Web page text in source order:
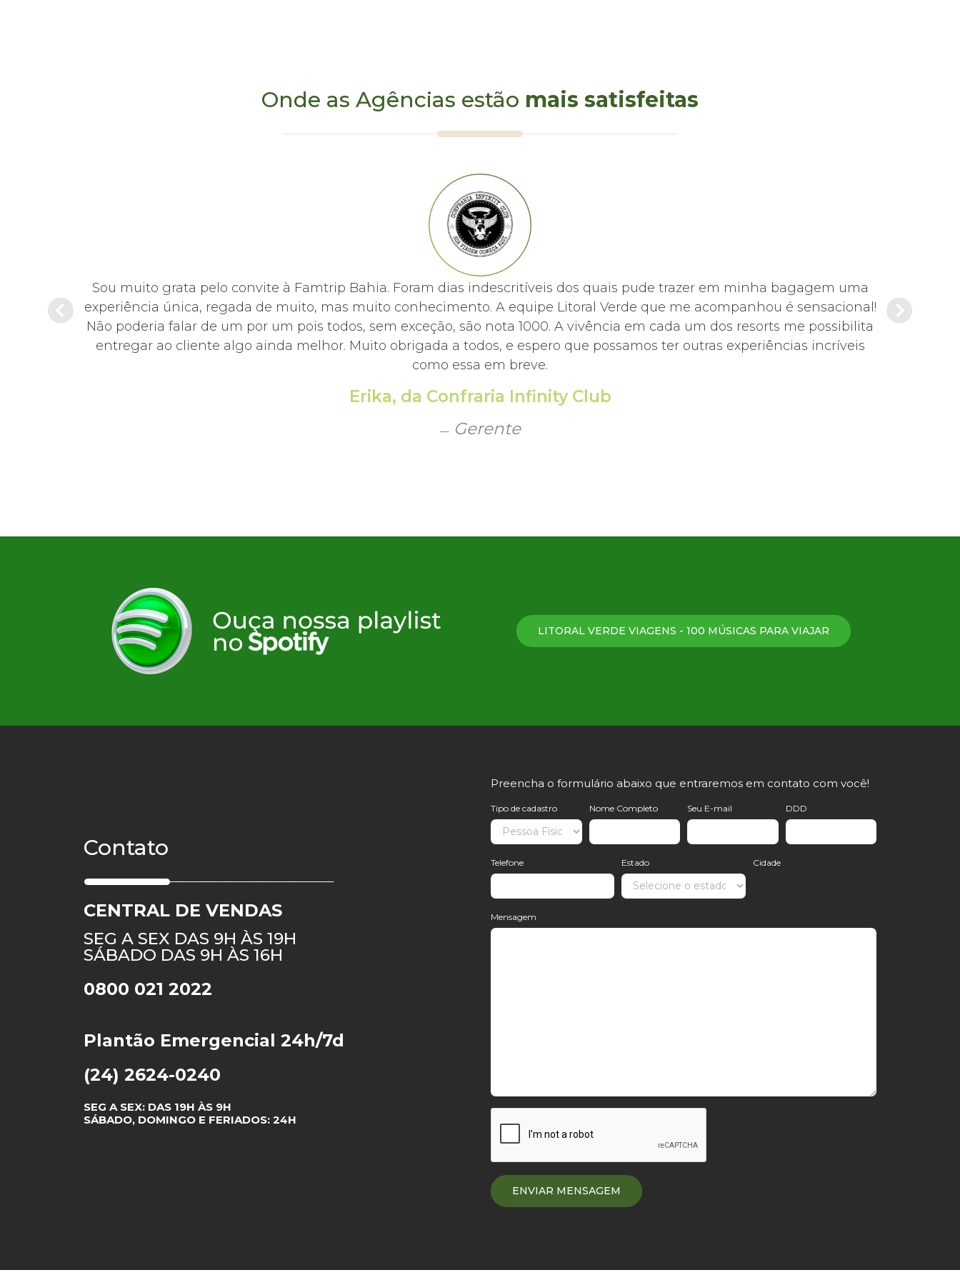
Suites Beach Park Resort
Suites Beach Park Resort
Onde as Agências estão mais satisfeitas
da
Sou muito grata pelo convite à Famtrip Bahia. Foram dias indescritíveis dos quais pude trazer em minha bagagem uma
experiência única, regada de muito, mas muito conhecimento. A equipe Litoral Verde que me acompanhou é sensacional!
Não poderia falar de um por um pois todos, sem exceção, são nota 1000. A vivência em cada um dos resorts me possibilita
entregar ao cliente algo ainda melhor. Muito obrigada a todos, e espero que possamos ter outras experiências incríveis
como essa em breve.
Erika, da Confraria Infinity Club
Gerente
LITORAL VERDE VIAGENS - 100 MÚSICAS PARA VIAJAR
Contato
CENTRAL DE VENDAS
SEG A SEX DAS 9H ÀS 19H
SÁBADO DAS 9H ÀS 16H
0800 021 2022
Plantão Emergencial 24h/7d
(24) 2624-0240
SEG A SEX: DAS 19H ÀS 9H
SÁBADO, DOMINGO E FERIADOS: 24H
Preencha o formulário abaixo que entraremos em contato com você!
Tipo de cadastro Nome Completo Seu E-mail DDD
Telefone Estado Cidade
Mensagem